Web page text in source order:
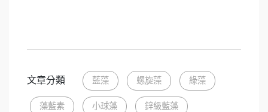
文章分類 藍藻 螺旋藻 綠藻
藻藍素 小球藻 鋅級藍藻